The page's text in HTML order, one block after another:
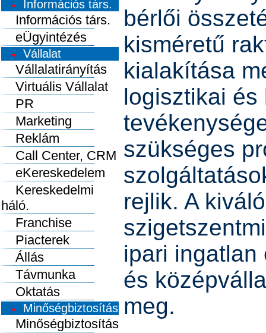
Információs társ.
Információs társ.
eÜgyintézés
Vállalat
Vállalatirányítás
Virtuális Vállalat
PR
Marketing
Reklám
Call Center, CRM
eKereskedelem
Kereskedelmi
háló.
Franchise
Piacterek
Állás
Távmunka
Oktatás
Minőségbiztosítás
Minőségbiztosítás
bérlői
kisméretű
kialakítása
logisztikai és
szükséges
rejlik. A
ipari ingatlan
és
meg.